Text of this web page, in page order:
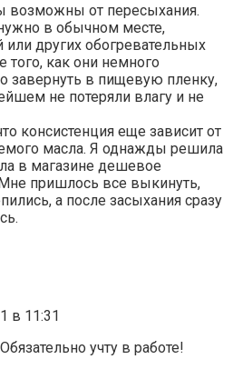
возможны от пересыхания.
в обычном месте,
или других обогревательных
того, как они немного
завернуть в пищевую пленку,
не потеряли влагу и не
консистенция еще зависит от
масла. Я однажды решила
в магазине дешевое
пришлось все выкинуть,
а после засыхания сразу
в 11:31
учту в работе!